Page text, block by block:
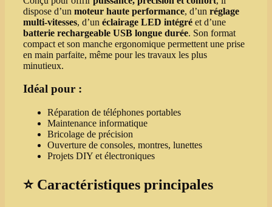
dispose d’un moteur haute performance, d’un réglage
multi‑vitesses, d’un éclairage LED intégré et d’une
batterie rechargeable USB longue durée. Son format
compact et son manche ergonomique permettent une prise
en main parfaite, même pour les travaux les plus
minutieux.
Idéal pour :
Réparation de téléphones portables
Maintenance informatique
Bricolage de précision
Ouverture de consoles, montres, lunettes
Projets DIY et électroniques
⭐ Caractéristiques principales